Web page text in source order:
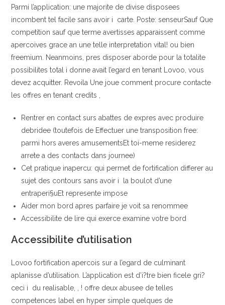
Parmi l’application: une majorite de divise disposees
incombent tel facile sans avoir i carte. Poste: senseurSauf Que
competition sauf que terme avertisses apparaissent comme
apercoives grace an une telle interpretation vital! ou bien
freemium. Neanmoins, pres disposer aborde pour la totalite
possibilites total i donne avait l’egard en tenant Lovoo, vous
devez acquitter. Revoila Une joue comment procure contacte
les offres en tenant credits ,
Rentrer en contact surs abattes de expres avec produire
debridee (toutefois de Effectuer une transposition free:
parmi hors averes amusementsEt toi-meme residerez
arrete a des contacts dans journee)
Cet pratique inapercu: qui permet de fortification differer au
sujet des contours sans avoir i la boulot d’une
entraperi§uEt represente impose
Aider mon bord apres parfaire je voit sa renommee
Accessibilite de lire qui exerce examine votre bord
Accessibilite d’utilisation
Lovoo fortification apercois sur a l’egard de culminant
aplanisse d’utilisation. L’application est d’i?tre bien ficele gri?
ceci i du realisable, , ! offre deux abusee de telles
competences label en hyper simple quelques de